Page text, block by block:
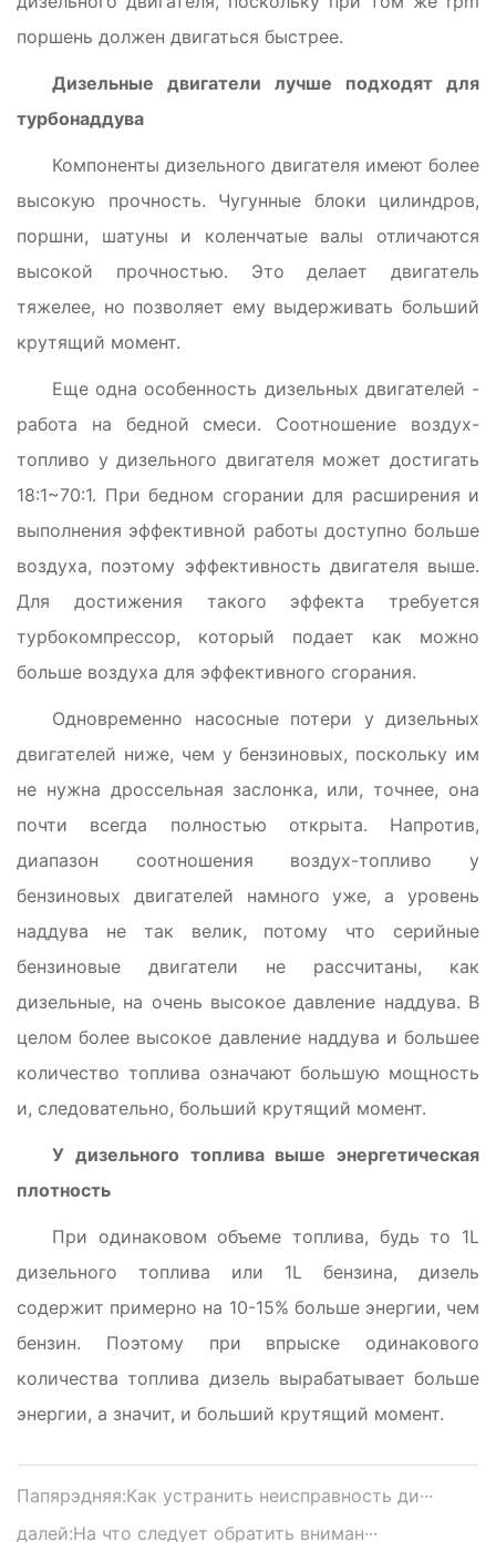
поршень должен двигаться быстрее.
Дизельные двигатели лучше подходят для
турбонаддува
Компоненты дизельного двигателя имеют более
высокую прочность. Чугунные блоки цилиндров,
поршни, шатуны и коленчатые валы отличаются
высокой прочностью. Это делает двигатель
тяжелее, но позволяет ему выдерживать больший
крутящий момент.
Еще одна особенность дизельных двигателей -
работа на бедной смеси. Соотношение воздух-
топливо у дизельного двигателя может достигать
18:1~70:1. При бедном сгорании для расширения и
выполнения эффективной работы доступно больше
воздуха, поэтому эффективность двигателя выше.
Для достижения такого эффекта требуется
турбокомпрессор, который подает как можно
больше воздуха для эффективного сгорания.
Одновременно насосные потери у дизельных
двигателей ниже, чем у бензиновых, поскольку им
не нужна дроссельная заслонка, или, точнее, она
почти всегда полностью открыта. Напротив,
диапазон соотношения воздух-топливо у
бензиновых двигателей намного уже, а уровень
наддува не так велик, потому что серийные
бензиновые двигатели не рассчитаны, как
дизельные, на очень высокое давление наддува. В
целом более высокое давление наддува и большее
количество топлива означают большую мощность
и, следовательно, больший крутящий момент.
У дизельного топлива выше энергетическая
плотность
При одинаковом объеме топлива, будь то 1L
дизельного топлива или 1L бензина, дизель
содержит примерно на 10-15% больше энергии, чем
бензин. Поэтому при впрыске одинакового
количества топлива дизель вырабатывает больше
энергии, а значит, и больший крутящий момент.
Папярэдняя:Как устранить неисправность ди···
далей:На что следует обратить вниман···